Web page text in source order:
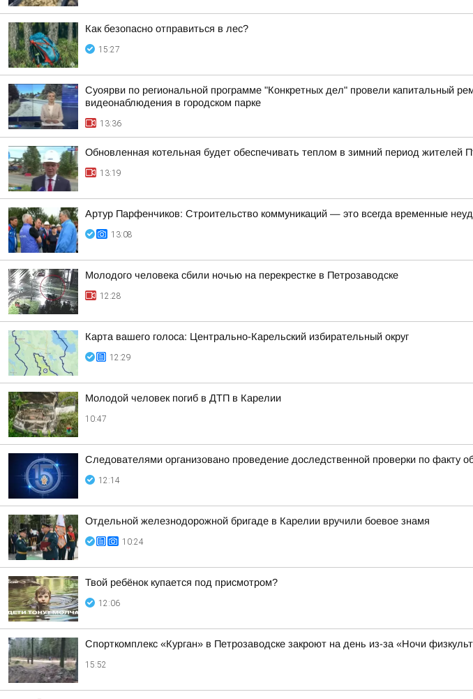
Как безопасно отправиться в лес?
15:27
Суоярви по региональной программе "Конкретных дел" провели капитальный
видеонаблюдения в городском парке
13:36
Обновленная котельная будет обеспечивать теплом в зимний период жителей
13:19
Артур Парфенчиков: Строительство коммуникаций — это всегда временные
13:08
Молодого человека сбили ночью на перекрестке в Петрозаводске
12:28
Карта вашего голоса: Центрально-Карельский избирательный округ
12:29
Молодой человек погиб в ДТП в Карелии
10:47
Следователями организовано проведение доследственной проверки по факту
12:14
Отдельной железнодорожной бригаде в Карелии вручили боевое знамя
10:24
Твой ребёнок купается под присмотром?
12:06
Спорткомплекс «Курган» в Петрозаводске закроют на день из-за «Ночи
15:52